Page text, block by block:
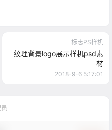
标志PS样机
纹理背景logo展示样机psd素
材
2018-9-6 5:17:01